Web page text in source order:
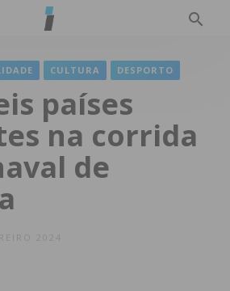
CULTURA DESPORTO
países
na corrida
de
2024